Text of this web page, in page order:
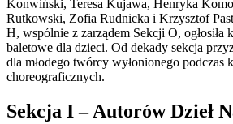
Konwiński, Teresa Kujawa, Henryka
Rutkowski, Zofia Rudnicka i Krzysztof
H, wspólnie z zarządem Sekcji O, ogłosiła
baletowe dla dzieci. Od dekady sekcja
dla młodego twórcy wyłonionego podczas
choreograficznych.
Sekcja I – Autorów Dzieł